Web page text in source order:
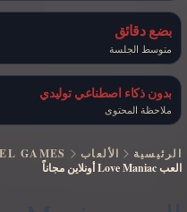
بضع دقائق
متوسط الجلسة
بدون ذكاء اصطناعي توليدي
ملاحظة المحتوى
الرئيسية الألعاب
GAMES
العب Love Maniac أونلاين مجاناً